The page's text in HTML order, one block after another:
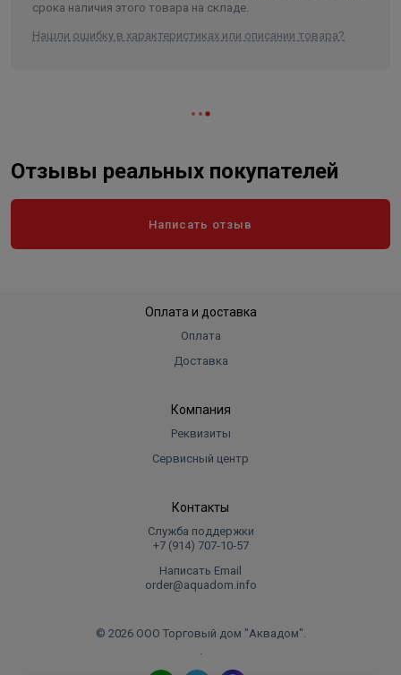
срока наличия этого товара на складе.
Нашли ошибку в характеристиках или описании товара?
Отзывы реальных покупателей
Написать отзыв
Оплата и доставка
Оплата
Доставка
Компания
Реквизиты
Сервисный центр
Контакты
Служба поддержки
+7 (914) 707‑10‑57
Написать Email
order@aquadom.info
© 2026 ООО Торговый дом "Аквадом".
.